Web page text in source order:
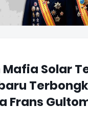
Solar
Frans